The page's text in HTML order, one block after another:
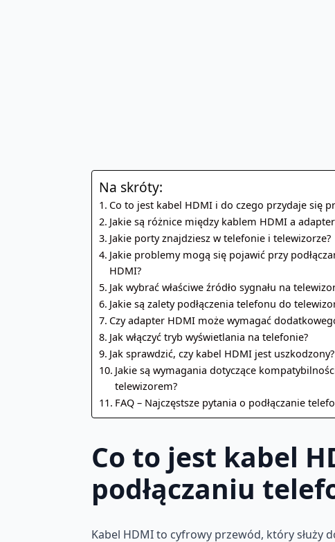
Na skróty:
Co to jest kabel HDMI i do czego przydaje się
Jakie są różnice między kablem HDMI a
Jakie porty znajdziesz w telefonie i telewizorze?
Jakie problemy mogą się pojawić przy
HDMI?
Jak wybrać właściwe źródło sygnału na
Jakie są zalety podłączenia telefonu do
Czy adapter HDMI może wymagać
Jak włączyć tryb wyświetlania na telefonie?
Jak sprawdzić, czy kabel HDMI jest uszkodzony?
Jakie są wymagania dotyczące
telewizorem?
FAQ – Najczęstsze pytania o podłączanie
Co to jest kabel
podłączaniu
Kabel HDMI to cyfrowy przewód, który służy